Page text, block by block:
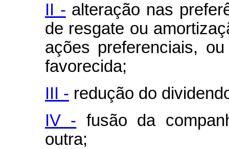
II - alteração nas
de resgate ou
ações preferenciais,
favorecida;
III - redução do
IV - fusão da
outra;